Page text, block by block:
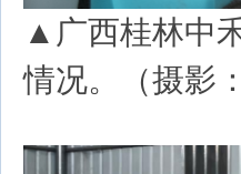
▲广西桂林中
情况。（摄影